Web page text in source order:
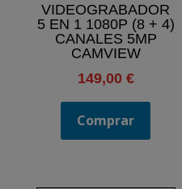
VIDEOGRABADOR
5 EN 1 1080P (8 + 4)
CANALES 5MP
CAMVIEW
149,00 €
Comprar